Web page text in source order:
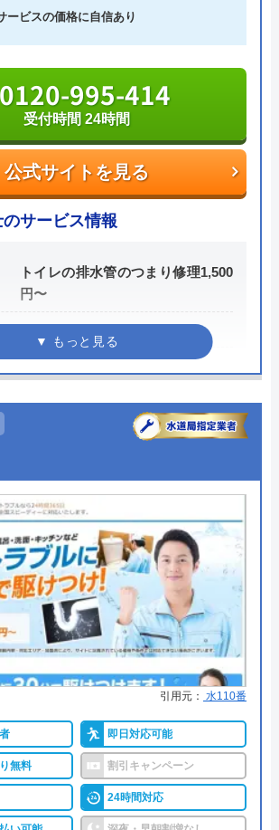
での駆けつけで非常にスピーディな
ており、安心かつ心強い業者でもあ
累計100万件以上もの相談実績を持
な経験に基づく高い技術力で高品質
579-007
受付時間 24時間
トの基本情報
株式会社クリーンライフ
〒564-0052
大阪府吹田市広芝町6-10
全国
トのクチコミ on
4.8（410件のクチコミ）
ついて
うまい棒エビマヨ
ービスの価格に自信あり
公式サイトを見る
0120-995-414
受付時間 24時間
サービス情報
トイレの排水管のつまり修理1,500
円〜
―
最短30分
24時間
―
―
―
詳細は公式HPでご確認ください
岡県を主軸に全国で水回りトラブル
ている業者です。
駆けつけまで最短30分というスピー
の一つであり、今すぐにトラブルを
う人におすすめです。
引用元： 水110番
即日対応可能
無料 割引キャンペーン
24時間対応